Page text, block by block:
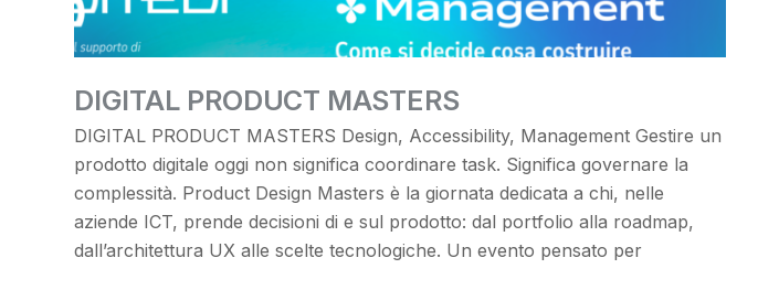
DIGITAL PRODUCT MASTERS
DIGITAL PRODUCT MASTERS Design, Accessibility, Management Gestire un
prodotto digitale oggi non significa coordinare task. Significa governare la
complessità. Product Design Masters è la giornata dedicata a chi, nelle
aziende ICT, prende decisioni di e sul prodotto: dal portfolio alla roadmap,
dall’architettura UX alle scelte tecnologiche. Un evento pensato per